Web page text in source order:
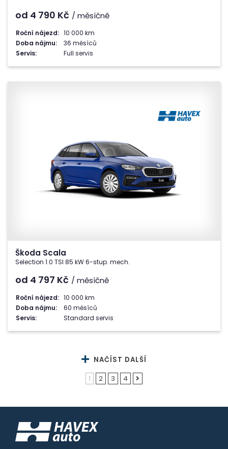
od 4 790 Kč / měsíčně
Roční nájezd: 10 000 km
Doba nájmu:
36 měsíců
Servis:
Full servis
Škoda Scala
Selection 1.0 TSI 85 kW 6-stup. mech.
od 4 797 Kč / měsíčně
Roční nájezd: 10 000 km
Doba nájmu:
60 měsíců
Servis:
Standard servis
NAČÍST DALŠÍ
1
2 3 4